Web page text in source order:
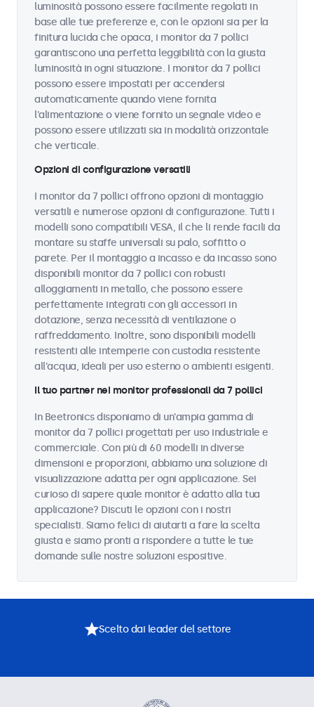
luminosità possono essere facilmente regolati in
base alle tue preferenze e, con le opzioni sia per la
finitura lucida che opaca, i monitor da 7 pollici
garantiscono una perfetta leggibilità con la giusta
luminosità in ogni situazione. I monitor da 7 pollici
possono essere impostati per accendersi
automaticamente quando viene fornita
l'alimentazione o viene fornito un segnale video e
possono essere utilizzati sia in modalità orizzontale
che verticale.
Opzioni di configurazione versatili
I monitor da 7 pollici offrono opzioni di montaggio
versatili e numerose opzioni di configurazione. Tutti i
modelli sono compatibili VESA, il che li rende facili da
montare su staffe universali su palo, soffitto o
parete. Per il montaggio a incasso e da incasso sono
disponibili monitor da 7 pollici con robusti
alloggiamenti in metallo, che possono essere
perfettamente integrati con gli accessori in
dotazione, senza necessità di ventilazione o
raffreddamento. Inoltre, sono disponibili modelli
resistenti alle intemperie con custodia resistente
all'acqua, ideali per uso esterno o ambienti esigenti.
Il tuo partner nei monitor professionali da 7 pollici
In Beetronics disponiamo di un'ampia gamma di
monitor da 7 pollici progettati per uso industriale e
commerciale. Con più di 60 modelli in diverse
dimensioni e proporzioni, abbiamo una soluzione di
visualizzazione adatta per ogni applicazione. Sei
curioso di sapere quale monitor è adatto alla tua
applicazione? Discuti le opzioni con i nostri
specialisti. Siamo felici di aiutarti a fare la scelta
giusta e siamo pronti a rispondere a tutte le tue
domande sulle nostre soluzioni espositive.
Scelto dai leader del settore